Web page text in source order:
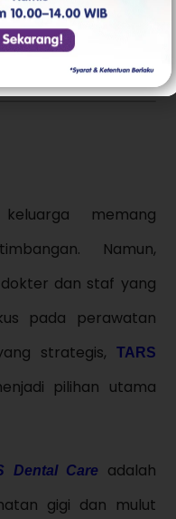
lebih banyak
lebih jelas.
memang
Namun,
dan staf yang
pada perawatan
strategis,
TARS
pilihan utama
Dental Care
adalah
gigi dan mulut